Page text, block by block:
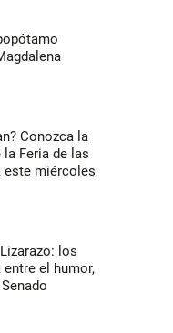
Conozca la
Feria de las
este miércoles
los
el humor,